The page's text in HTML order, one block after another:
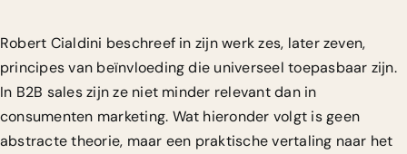
Robert Cialdini beschreef in zijn werk zes, later zeven,
principes van beïnvloeding die universeel toepasbaar zijn.
In B2B sales zijn ze niet minder relevant dan in
consumenten marketing. Wat hieronder volgt is geen
abstracte theorie, maar een praktische vertaling naar het